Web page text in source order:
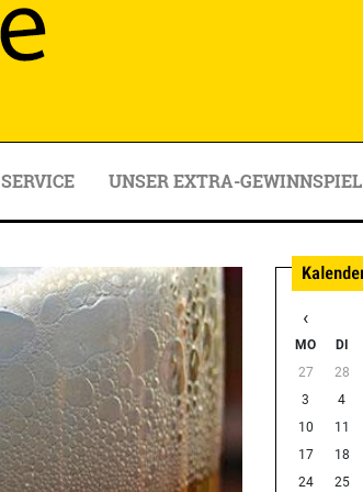
SERVICE UNSER EXTRA-GEWINNSPIEL
‹
MO DI
27
28
3
4
10
11
17
18
24
25